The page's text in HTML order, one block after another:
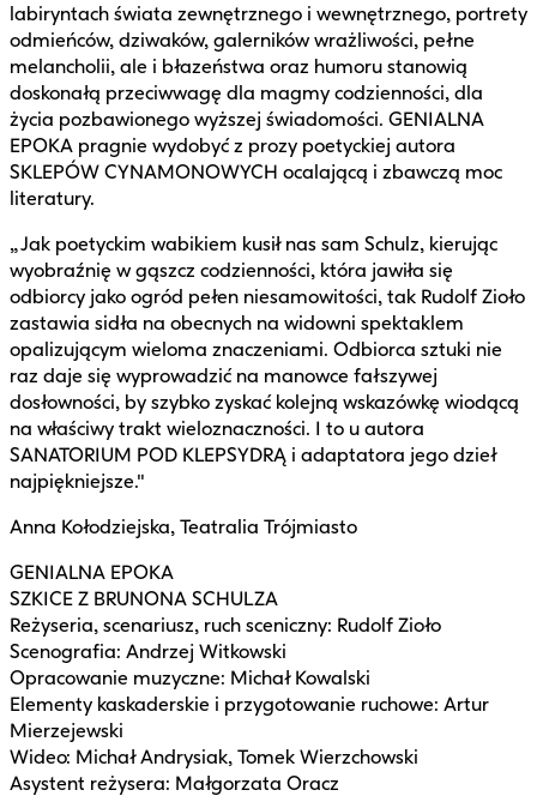
labiryntach świata zewnętrznego i wewnętrznego, portrety
odmieńców, dziwaków, galerników wrażliwości, pełne
melancholii, ale i błazeństwa oraz humoru stanowią
doskonałą przeciwwagę dla magmy codzienności, dla
życia pozbawionego wyższej świadomości. GENIALNA
EPOKA pragnie wydobyć z prozy poetyckiej autora
SKLEPÓW CYNAMONOWYCH ocalającą i zbawczą moc
literatury.
„Jak poetyckim wabikiem kusił nas sam Schulz, kierując
wyobraźnię w gąszcz codzienności, która jawiła się
odbiorcy jako ogród pełen niesamowitości, tak Rudolf Zioło
zastawia sidła na obecnych na widowni spektaklem
opalizującym wieloma znaczeniami. Odbiorca sztuki nie
raz daje się wyprowadzić na manowce fałszywej
dosłowności, by szybko zyskać kolejną wskazówkę wiodącą
na właściwy trakt wieloznaczności. I to u autora
SANATORIUM POD KLEPSYDRĄ i adaptatora jego dzieł
najpiękniejsze."
Anna Kołodziejska, Teatralia Trójmiasto
GENIALNA EPOKA
SZKICE Z BRUNONA SCHULZA
Reżyseria, scenariusz, ruch sceniczny: Rudolf Zioło
Scenografia: Andrzej Witkowski
Opracowanie muzyczne: Michał Kowalski
Elementy kaskaderskie i przygotowanie ruchowe: Artur
Mierzejewski
Wideo: Michał Andrysiak, Tomek Wierzchowski
Asystent reżysera: Małgorzata Oracz